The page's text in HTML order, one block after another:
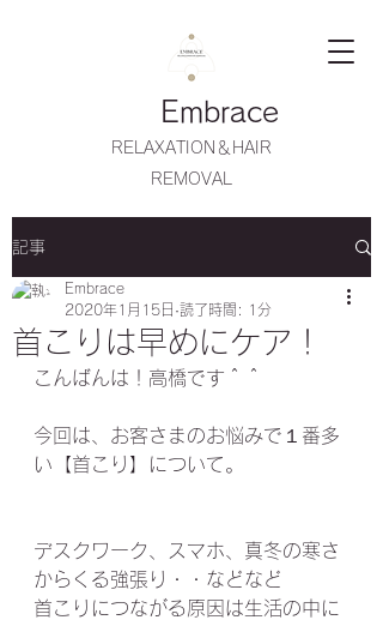
Embrace
RELAXATION＆HAIR
REMOVAL
記事
首こりは早めにケア！
Embrace
2020年1月15日 読了時間: 1分
こんばんは！高橋です＾＾
今回は、お客さまのお悩みで１番多
い【首こり】について。
デスクワーク、スマホ、真冬の寒さ
からくる強張り・・などなど
首こりにつながる原因は生活の中に